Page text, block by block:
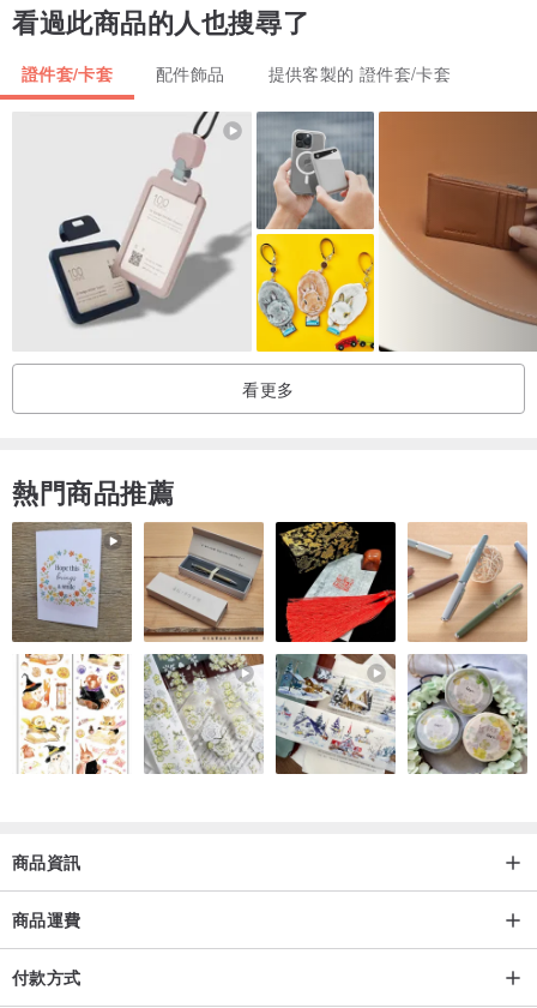
確定付款後14日內完成寄出
▪️送貨安排：
順豐速遞寄出，客人只需要提供收貨地址，可以順豐站/住所/辦公室地
址，請備注收件人及聯絡電話
▪️不設退貨：
由於每件貨品均為私人定制，本店不設退貨安排
看過此商品的人也搜尋了
證件套/卡套 配件飾品 提供客製的 證件套/卡套
看更多
熱門商品推薦
商品資訊
商品運費
付款方式